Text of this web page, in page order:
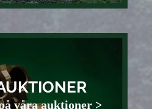
våra auktioner >